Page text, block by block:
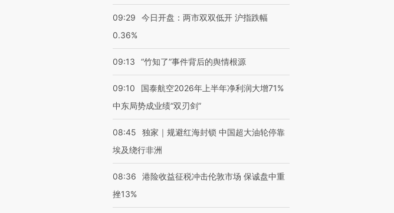
09:29
今日开盘：两市双双低开 沪指跌幅
0.36%
09:13 “竹知了”事件背后的舆情根源
09:10
国泰航空2026年上半年净利润大增71%
中东局势成业绩“双刃剑”
08:45
独家｜规避红海封锁 中国超大油轮停靠
埃及绕行非洲
08:36
港险收益征税冲击伦敦市场 保诚盘中重
挫13%